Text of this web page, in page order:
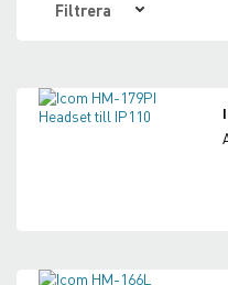
alternativ som passar just
Filtrera